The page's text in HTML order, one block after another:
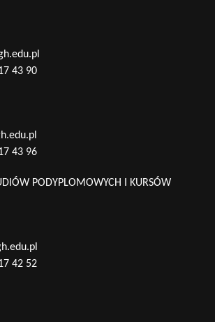
43 90
43 96
PODYPLOMOWYCH I KURSÓW
42 52